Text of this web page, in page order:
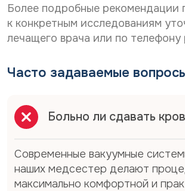
Более подробные рекомендации
к конкретным исследованиям
лечащего врача или по телефону
Часто задаваемые
Больно ли сдавать
Современные вакуумные
наших медсестер делают
максимально комфортной и